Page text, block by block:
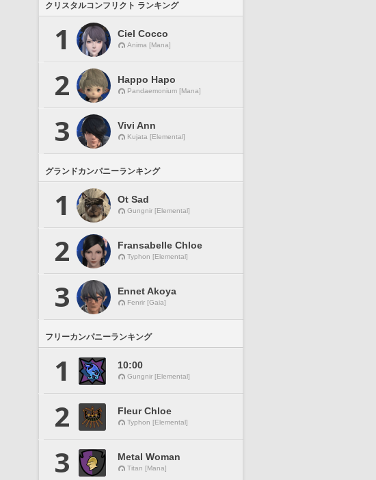
クリスタルコンフリクト ランキング
1 Ciel Cocco
Anima [Mana]
2 Happo Hapo
Pandaemonium [Mana]
3 Vivi Ann
Kujata [Elemental]
グランドカンパニーランキング
1 Ot Sad
Gungnir [Elemental]
2 Fransabelle Chloe
Typhon [Elemental]
3 Ennet Akoya
Fenrir [Gaia]
フリーカンパニーランキング
1 10:00
Gungnir [Elemental]
2 Fleur Chloe
Typhon [Elemental]
3 Metal Woman
Titan [Mana]